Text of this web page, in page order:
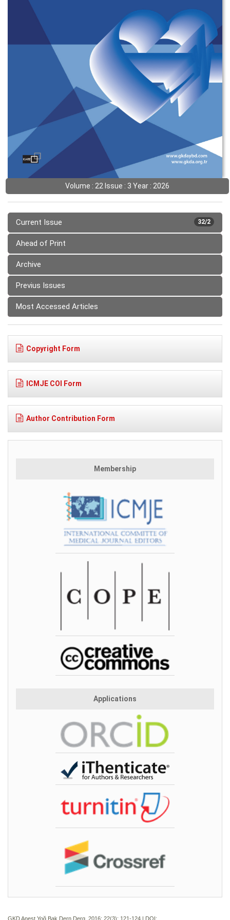
Volume : 22 Issue : 3 Year : 2026
32/2
Current Issue
Ahead of Print
Archive
Previus Issues
Most Accessed Articles
Copyright Form
ICMJE COI Form
Author Contribution Form
Membership
Applications
GKD Anest Yoğ Bak Dern Derg. 2016; 22(3): 121-124 | DOI: